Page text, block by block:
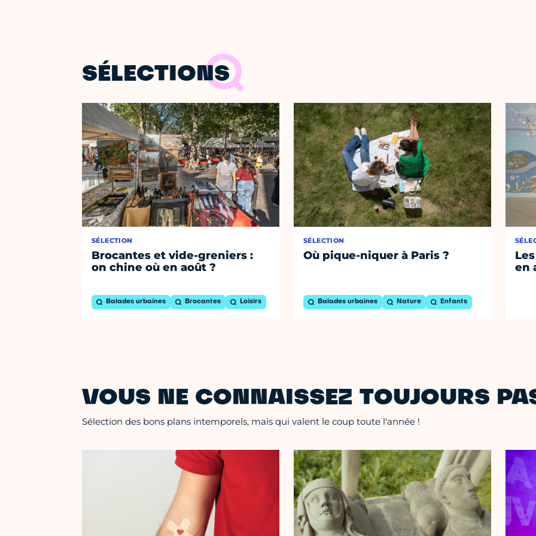
SÉLECTIONS
SÉLECTION
Brocantes et vide-greniers :
on chine où en août ?
Balades urbaines Brocantes Loisirs
SÉLECTION
Où pique-niquer à Paris ?
Balades urbaines Nature Enfants
en
VOUS NE CONNAISSEZ TOUJOURS
Sélection des bons plans intemporels, mais qui valent le coup toute l'année !